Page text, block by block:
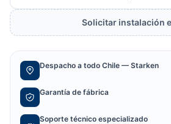
Solicitar instalación
Despacho a todo Chile — Starken
Garantía de fábrica
Soporte técnico especializado